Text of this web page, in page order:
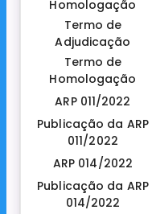
Homologação
Termo de
Adjudicação
Termo de
Homologação
ARP 011/2022
Publicação da ARP
011/2022
ARP 014/2022
Publicação da ARP
014/2022